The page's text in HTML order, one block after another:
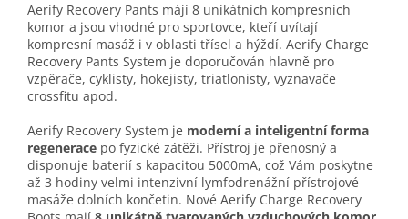
Aerify Recovery Pants májí 8 unikátních kompresních
komor a jsou vhodné pro sportovce, kteří uvítají
kompresní masáž i v oblasti třísel a hýždí. Aerify Charge
Recovery Pants System je doporučován hlavně pro
vzpěrače, cyklisty, hokejisty, triatlonisty, vyznavače
crossfitu apod.
Aerify Recovery System je moderní a inteligentní forma
regenerace po fyzické zátěži. Přístroj je přenosný a
disponuje baterií s kapacitou 5000mA, což Vám poskytne
až 3 hodiny velmi intenzivní lymfodrenážní přístrojové
masáže dolních končetin. Nové Aerify Charge Recovery